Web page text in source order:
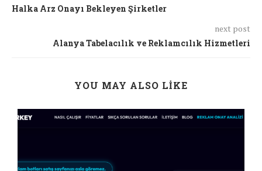
Halka Arz Onayı Bekleyen Şirketler
next post
Alanya Tabelacılık ve Reklamcılık Hizmetleri
YOU MAY ALSO LIKE